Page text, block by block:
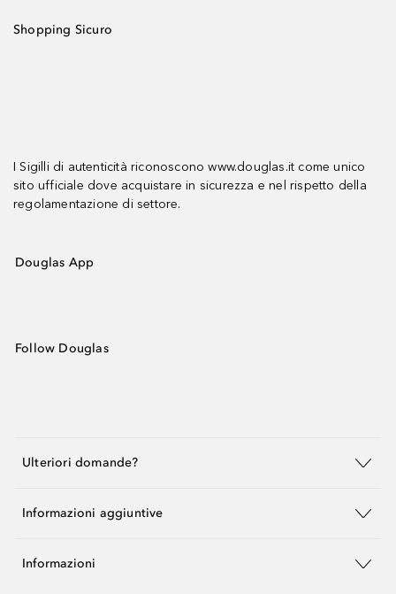
Shopping Sicuro
I Sigilli di autenticità riconoscono www.douglas.it come unico
sito ufficiale dove acquistare in sicurezza e nel rispetto della
regolamentazione di settore.
Douglas App
Follow Douglas
Ulteriori domande?
Informazioni aggiuntive
Informazioni